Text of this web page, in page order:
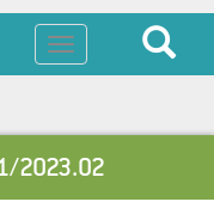
Toggle
navigation
2023.02